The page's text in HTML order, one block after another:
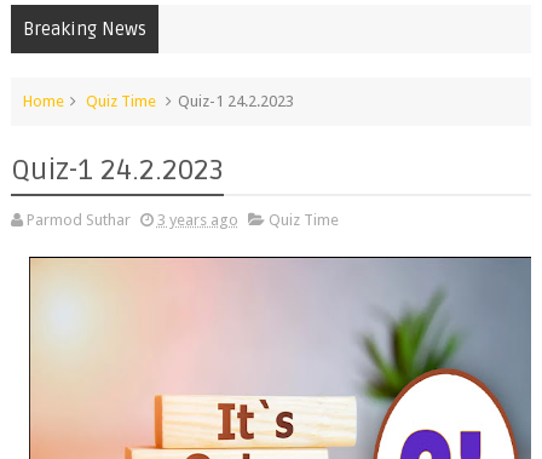
Breaking News
Home Quiz Time Quiz-1 24.2.2023
Quiz-1 24.2.2023
Parmod Suthar 3 years ago Quiz Time